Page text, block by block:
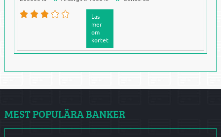
Läs
mer
om
kortet
MEST POPULÄRA BANKER